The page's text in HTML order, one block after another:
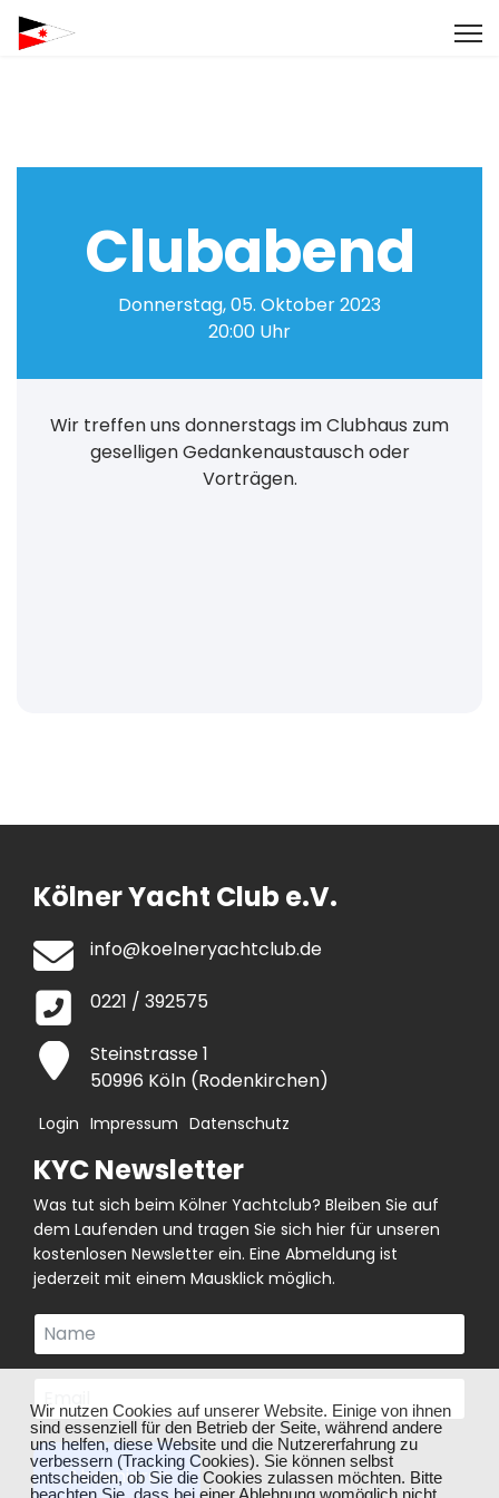
Wir nutzen Cookies auf unserer Website. Einige von ihnen
sind essenziell für den Betrieb der Seite, während andere
uns helfen, diese Website und die Nutzererfahrung zu
verbessern (Tracking Cookies). Sie können selbst
entscheiden, ob Sie die Cookies zulassen möchten. Bitte
beachten Sie, dass bei einer Ablehnung womöglich nicht
Clubabend
Donnerstag, 05. Oktober 2023
20:00 Uhr
Wir treffen uns donnerstags im Clubhaus zum
geselligen Gedankenaustausch oder
Vorträgen.
Kölner Yacht Club e.V.
info@koelneryachtclub.de
0221 / 392575
Steinstrasse 1
50996 Köln (Rodenkirchen)
Login Impressum Datenschutz
KYC Newsletter
Was tut sich beim Kölner Yachtclub? Bleiben Sie auf
dem Laufenden und tragen Sie sich hier für unseren
kostenlosen Newsletter ein. Eine Abmeldung ist
jederzeit mit einem Mausklick möglich.
Abonnieren